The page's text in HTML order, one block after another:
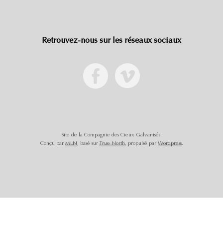
Retrouvez-nous sur les réseaux sociaux
Site de la Compagnie des Cieux Galvanisés.
Conçu par MLN, basé sur True North, propulsé par Wordpress.